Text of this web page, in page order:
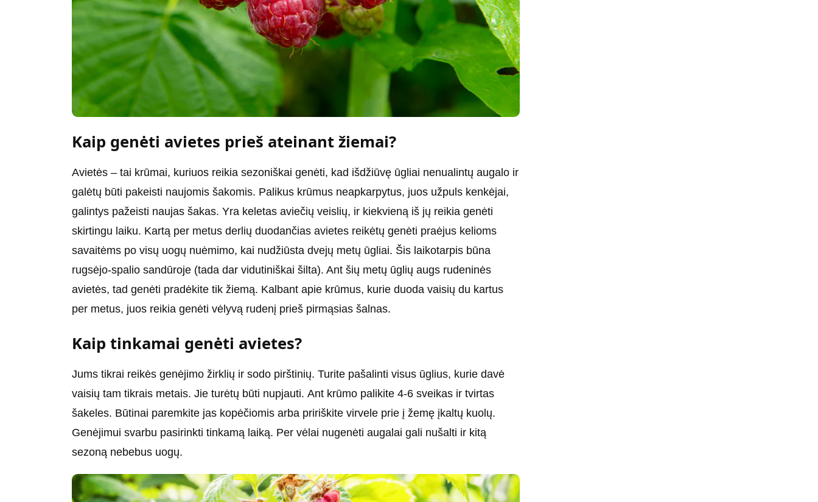
Kaip genėti avietes prieš ateinant žiemai?
Avietės – tai krūmai, kuriuos reikia sezoniškai genėti, kad išdžiūvę ūgliai nenualintų augalo ir
galėtų būti pakeisti naujomis šakomis. Palikus krūmus neapkarpytus, juos užpuls kenkėjai,
galintys pažeisti naujas šakas. Yra keletas aviečių veislių, ir kiekvieną iš jų reikia genėti
skirtingu laiku. Kartą per metus derlių duodančias avietes reikėtų genėti praėjus kelioms
savaitėms po visų uogų nuėmimo, kai nudžiūsta dvejų metų ūgliai. Šis laikotarpis būna
rugsėjo-spalio sandūroje (tada dar vidutiniškai šilta). Ant šių metų ūglių augs rudeninės
avietės, tad genėti pradėkite tik žiemą. Kalbant apie krūmus, kurie duoda vaisių du kartus
per metus, juos reikia genėti vėlyvą rudenį prieš pirmąsias šalnas.
Kaip tinkamai genėti avietes?
Jums tikrai reikės genėjimo žirklių ir sodo pirštinių. Turite pašalinti visus ūglius, kurie davė
vaisių tam tikrais metais. Jie turėtų būti nupjauti. Ant krūmo palikite 4-6 sveikas ir tvirtas
šakeles. Būtinai paremkite jas kopėčiomis arba pririškite virvele prie į žemę įkaltų kuolų.
Genėjimui svarbu pasirinkti tinkamą laiką. Per vėlai nugenėti augalai gali nušalti ir kitą
sezoną nebebus uogų.